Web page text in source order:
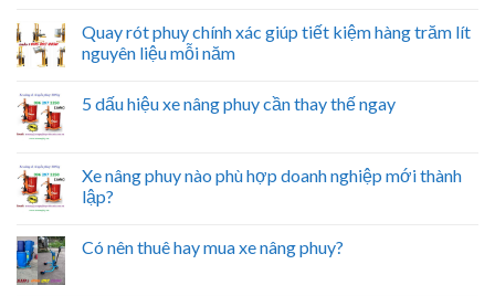
Quay rót phuy chính xác giúp tiết kiệm hàng trăm lít
nguyên liệu mỗi năm
5 dấu hiệu xe nâng phuy cần thay thế ngay
Xe nâng phuy nào phù hợp doanh nghiệp mới thành
lập?
Có nên thuê hay mua xe nâng phuy?